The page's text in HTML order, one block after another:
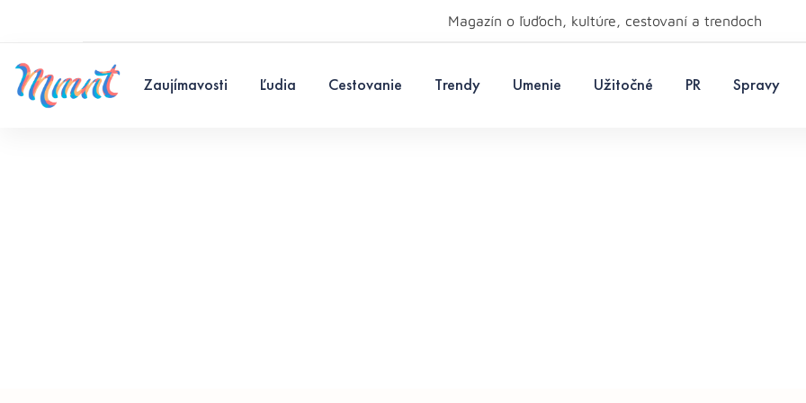
Magazín o ľuďoch, kultúre, cestovaní a trendoch
Zaujímavosti Ľudia Cestovanie Trendy Umenie Užitočné PR Spravy